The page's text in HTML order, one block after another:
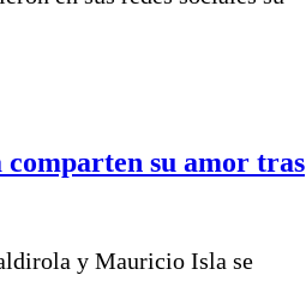
su amor tras
y Mauricio Isla se